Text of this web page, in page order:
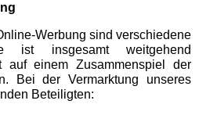
Werbung sind verschiedene
ist insgesamt weitgehend
auf einem Zusammenspiel der
Bei der Vermarktung unseres
Beteiligten: